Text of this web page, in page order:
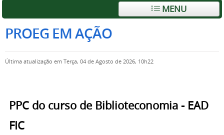
MENU
PROEG EM AÇÃO
Última atualização em Terça, 04 de Agosto de 2026, 10h22
PPC do curso de Biblioteconomia - EAD
FIC